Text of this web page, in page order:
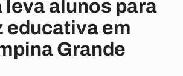
leva alunos para
educativa em
Grande